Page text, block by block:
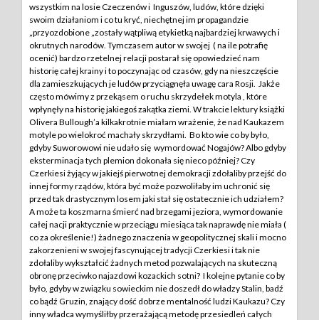
wszystkim na losie Czeczenów i Inguszów, ludów, które dzięki
swoim działaniom i co tu kryć, niechętnej im propagandzie
„przyozdobione „zostały wątpliwą etykietką najbardziej krwawych i
okrutnych narodów. Tymczasem autor w swojej ( na ile potrafię
ocenić) bardzo rzetelnej relacji postarał się opowiedzieć nam
historię całej krainy i to poczynając od czasów, gdy na nieszczęście
dla zamieszkujących je ludów przyciągnęła uwagę cara Rosji. Jakże
często mówimy z przekąsem o ruchu skrzydełek motyla , które
wpłynęły na historię jakiegoś zakątka ziemi. W trakcie lektury książki
Olivera Bullough’a kilkakrotnie miałam wrażenie, że nad Kaukazem
motyle po wielokroć machały skrzydłami. Bo kto wie co by było,
gdyby Suworowowi nie udało się wymordować Nogajów? Albo gdyby
eksterminacja tych plemion dokonała się nieco później? Czy
Czerkiesi żyjący w jakiejś pierwotnej demokracji zdołaliby przejść do
innej formy rządów, która być może pozwoliłaby im uchronić się
przed tak drastycznym losem jaki stał się ostatecznie ich udziałem?
A może ta koszmarna śmierć nad brzegami jeziora, wymordowanie
całej nacji praktycznie w przeciągu miesiąca tak naprawdę nie miała (
co za określenie!) żadnego znaczenia w geopolitycznej skali i mocno
zakorzenieni w swojej fascynującej tradycji Czerkiesi i tak nie
zdołaliby wykształcić żadnych metod pozwalających na skuteczną
obronę przeciwko najazdowi kozackich sotni? I kolejne pytanie co by
było, gdyby w związku sowieckim nie doszedł do władzy Stalin, badź
co bądź Gruzin, znający dość dobrze mentalność ludzi Kaukazu? Czy
inny władca wymyśliłby przerażającą metodę przesiedleń całych